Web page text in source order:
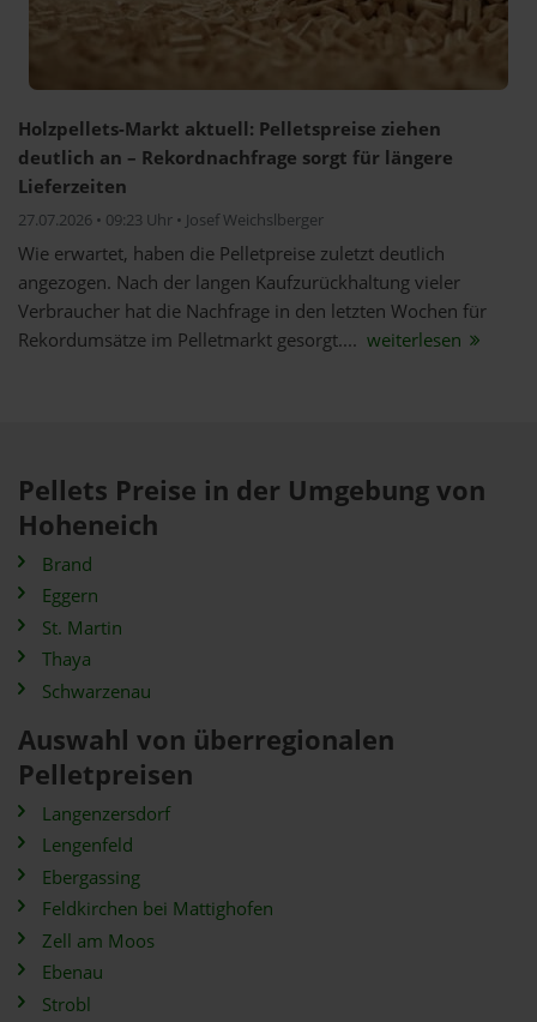
Holzpellets-Markt aktuell: Pelletspreise ziehen
deutlich an – Rekordnachfrage sorgt für längere
Lieferzeiten
27.07.2026 • 09:23 Uhr • Josef Weichslberger
Wie erwartet, haben die Pelletpreise zuletzt deutlich
angezogen. Nach der langen Kaufzurückhaltung vieler
Verbraucher hat die Nachfrage in den letzten Wochen für
Rekordumsätze im Pelletmarkt gesorgt.... weiterlesen
Pellets Preise in der Umgebung von
Hoheneich
Brand
Eggern
St. Martin
Thaya
Schwarzenau
Auswahl von überregionalen
Pelletpreisen
Langenzersdorf
Lengenfeld
Ebergassing
Feldkirchen bei Mattighofen
Zell am Moos
Ebenau
Strobl